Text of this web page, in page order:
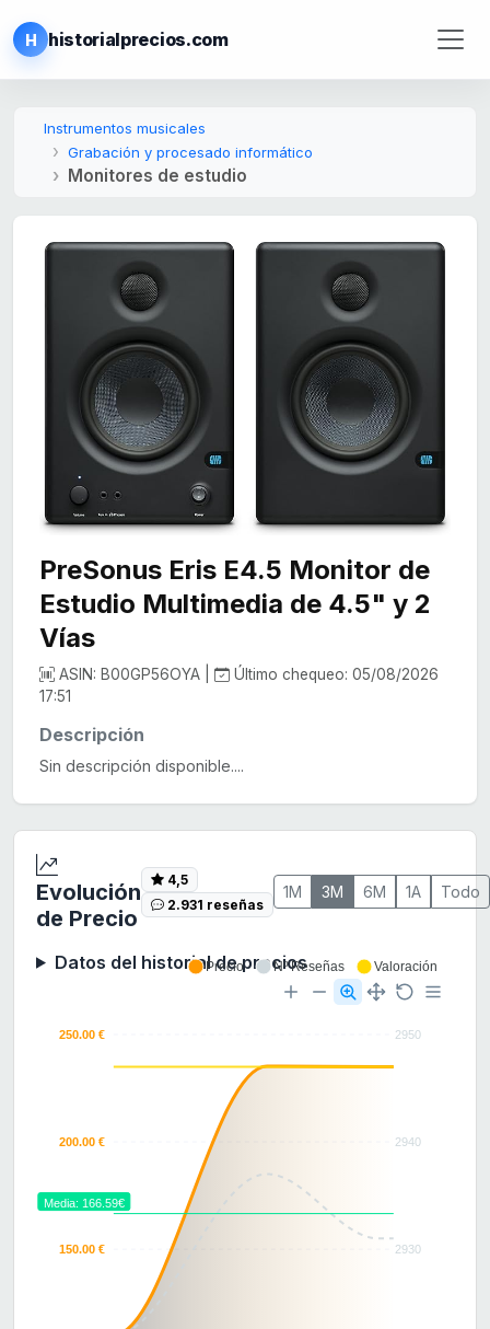
H historialprecios.com
Instrumentos musicales
Grabación y procesado informático
Monitores de estudio
PreSonus Eris E4.5 Monitor de
Estudio Multimedia de 4.5" y 2
Vías
ASIN: B00GP56OYA |
Último chequeo: 05/08/2026
17:51
Descripción
Sin descripción disponible....
Evolución
de Precio
4,5
2.931 reseñas
1M 3M 6M 1A Todo
Datos del historial de precios
2950
2940
2930
250.00 €
200.00 €
150.00 €
Media: 166.59€
Precio Nº Reseñas Valoración